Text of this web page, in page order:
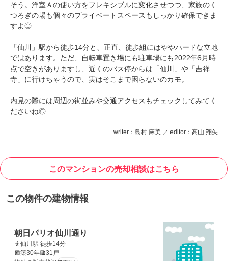
そう。洋室Ａの使い方をフレキシブルに変化させつつ、家族のく
つろぎの場も個々のプライベートスペースもしっかり確保できま
すよ◎
「仙川」駅から徒歩14分と、正直、徒歩組にはややハードな立地
ではあります。ただ、自転車置き場にも駐車場にも2022年6月時
点で空きがありますし、近くのバス停からは「仙川」や「吉祥
寺」に行けちゃうので、実はそこまで困らないのカモ。
内見の際には周辺の街並みや交通アクセスもチェックしてみてく
ださいね◎
writer：島村 麻美 ／ editor：高山 翔矢
このマンションの売却相談はこちら
この物件の建物情報
朝日パリオ仙川通り
仙川駅 徒歩14分
築30年
31戸